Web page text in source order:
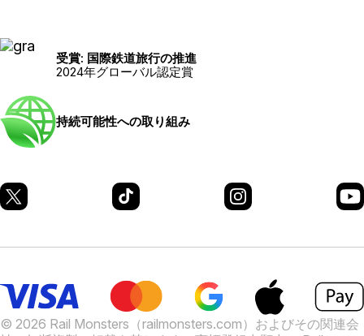
受賞: 国際鉄道旅行の推進
2024年グローバル認定賞
持続可能性への取り組み
© 2026 Rail Monsters（railmonsters.com）およびその関連会